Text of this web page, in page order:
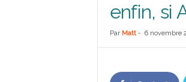
enfin, si
Par Matt- 6 novembre